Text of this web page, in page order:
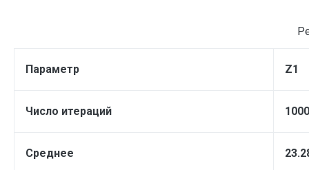
Параметр Z1
Число итераций 1000
Среднее